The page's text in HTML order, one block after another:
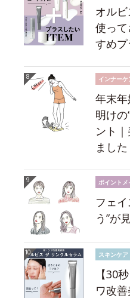
オル
使っ
すめ
インナーケ
年末
明けの
ント
ました
ポイントメ
フェ
う”が
スキンケア
【30
ワ改